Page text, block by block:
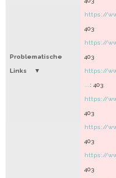
Problematische
Links
https://
403
https://
403
https://
: 403
https://
403
https://
403
https://
403